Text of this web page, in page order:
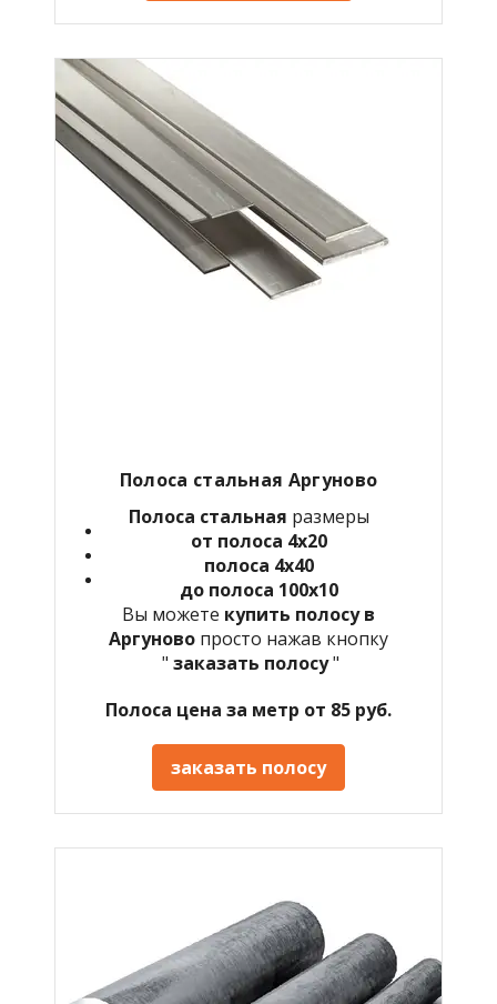
Полоса стальная Аргуново
Полоса стальная размеры
от полоса 4х20
полоса 4х40
до полоса 100х10
Вы можете купить полосу в
Аргуново просто нажав кнопку
" заказать полосу"
Полоса цена за метр от 85 руб.
заказать полосу